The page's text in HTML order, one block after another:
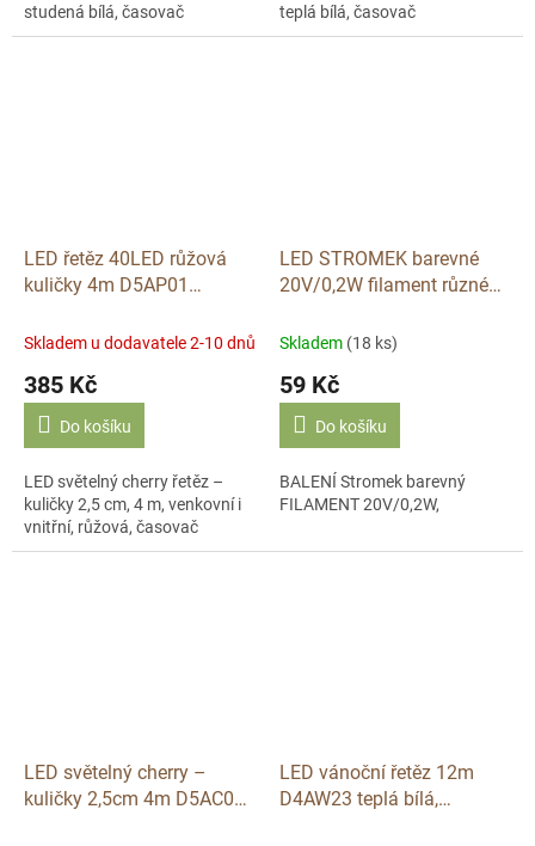
studená bílá, časovač
teplá bílá, časovač
LED řetěz 40LED růžová
kuličky 4m D5AP01
časovač
Skladem u dodavatele 2-10 dnů
385 Kč
Do košíku
LED světelný cherry řetěz –
kuličky 2,5 cm, 4 m, venkovní i
vnitřní, růžová, časovač
LED STROMEK barevné
20V/0,2W filament různé
Skladem (18 ks)
59 Kč
Do košíku
BALENÍ Stromek barevný
FILAMENT 20V/0,2W,
LED světelný cherry –
kuličky 2,5cm 4m D5AC01
LED vánoční řetěz 12m
D4AW23 teplá bílá,